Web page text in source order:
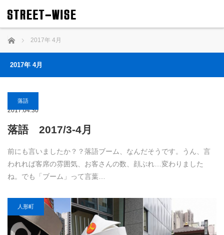
ホーム 2017年 4月
2017年 4月
落語
2017.04.30
落語 2017/3-4月
前にも言いましたか？？落語ブーム、なんだそうです。うん、言
われれば客席の雰囲気、お客さんの数、顔ぶれ…変わりました
ね。でも「ブーム」って言葉…
人形町